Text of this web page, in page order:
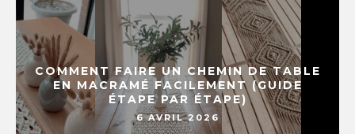
COMMENT FAIRE UN CHEMIN DE TABLE
EN MACRAMÉ FACILEMENT (GUIDE
ÉTAPE PAR ÉTAPE)
6 AVRIL 2026